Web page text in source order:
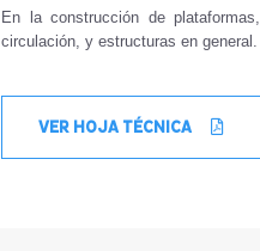
En la construcción de
circulación, y estructuras en general.
VER HOJA TÉCNICA